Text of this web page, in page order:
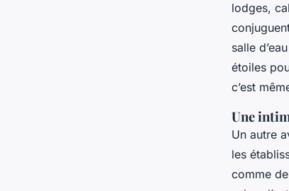
lodges,
salle
étoiles
c’est
Une
Un autre
les
comme